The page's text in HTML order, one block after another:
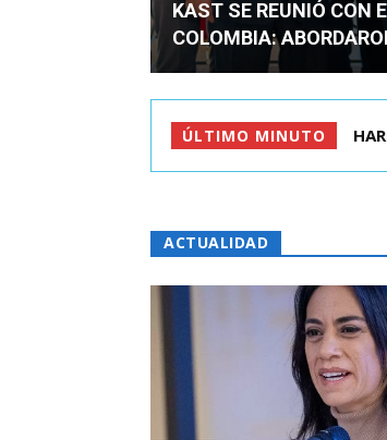
KAST SE REUNIÓ CON
COLOMBIA:
ÚLTIMO MINUTO
ACTUALIDAD